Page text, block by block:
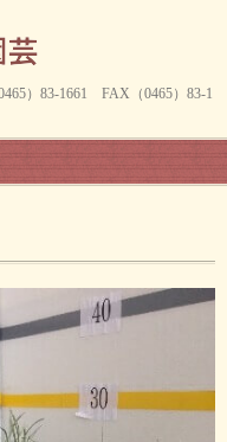
）83-1661 FAX（0465）83-1